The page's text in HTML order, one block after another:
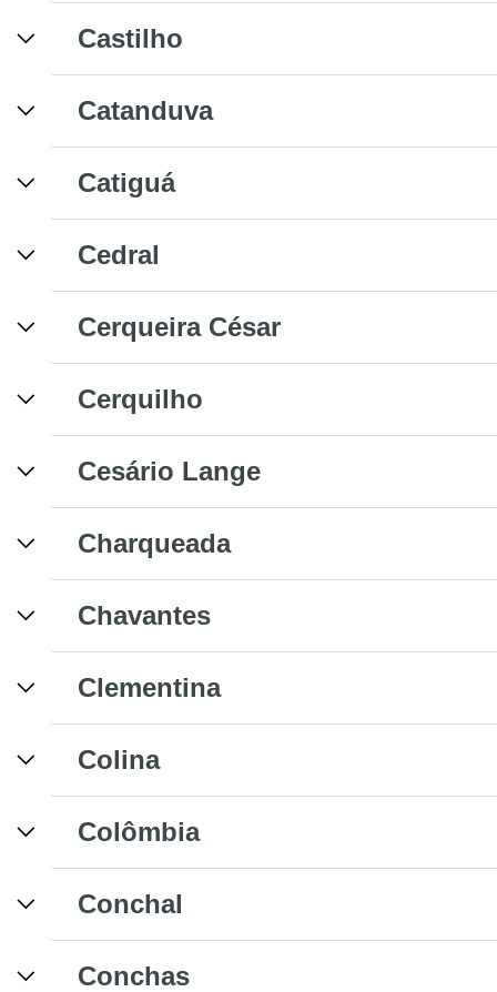
Castilho
Catanduva
Catiguá
Cedral
Cerqueira César
Cerquilho
Cesário Lange
Charqueada
Chavantes
Clementina
Colina
Colômbia
Conchal
Conchas